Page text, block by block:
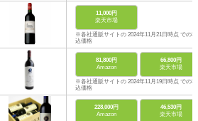
11,000円
楽天市場
※各社通販サイトの 2024年11月21日時点 での税
込価格
81,800円
Amazon
66,800円
楽天市場
※各社通販サイトの 2024年11月19日時点 での税
込価格
228,000円
Amazon
46,530円
楽天市場